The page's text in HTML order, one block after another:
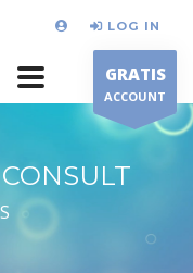
LOG IN
GRATIS
ACCOUNT